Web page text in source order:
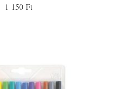
1 150 Ft